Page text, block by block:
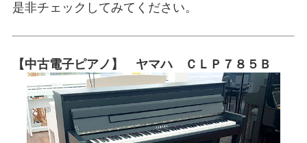
是非チェックしてみてください。
【中古電子ピアノ】 ヤマハ ＣＬＰ７８５Ｂ